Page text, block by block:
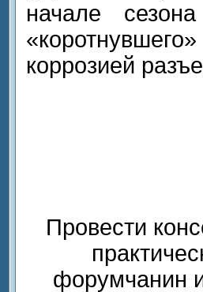
начале
коррозией
Провести
форумчанин